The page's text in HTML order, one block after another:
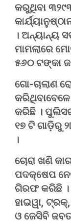
କରୁଥିବା
। ଅନ୍ୟାନ୍ୟ
ମାମଲାରେ
୫୬୦ ଟଙ୍କା
ଗୋ-ଚାଲାଣ
କରିଛି ।
୧୭ ଟି ଗାଡ଼ିରୁ
।
ଚୋରା ଖଣି
ପଦକ୍ଷେପ
ଗିରଫ କରିଛି ।
ହାଇୱା,
ଓ ଜେସିବି